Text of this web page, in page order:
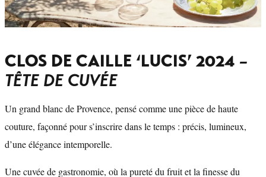
CLOS DE CAILLE ‘LUCIS’ 2024 –
TÊTE DE CUVÉE
Un grand blanc de Provence, pensé comme une pièce de haute
couture, façonné pour s’inscrire dans le temps : précis, lumineux,
d’une élégance intemporelle.
Une cuvée de gastronomie, où la pureté du fruit et la finesse du